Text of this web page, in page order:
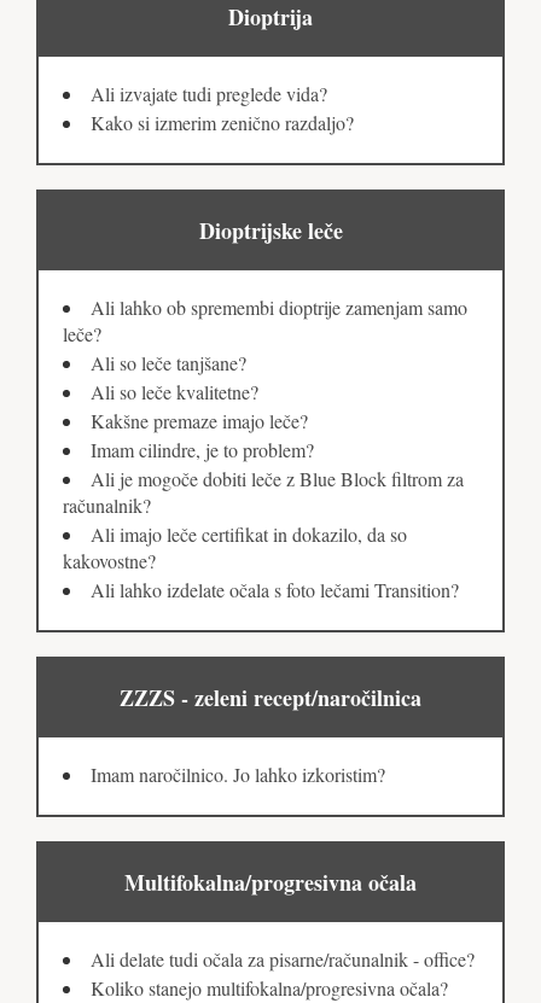
Dioptrija
Ali izvajate tudi preglede vida?
Kako si izmerim zenično razdaljo?
Dioptrijske leče
Ali lahko ob spremembi dioptrije zamenjam samo
leče?
Ali so leče tanjšane?
Ali so leče kvalitetne?
Kakšne premaze imajo leče?
Imam cilindre, je to problem?
Ali je mogoče dobiti leče z Blue Block filtrom za
računalnik?
Ali imajo leče certifikat in dokazilo, da so
kakovostne?
Ali lahko izdelate očala s foto lečami Transition?
ZZZS - zeleni recept/naročilnica
Imam naročilnico. Jo lahko izkoristim?
Multifokalna/progresivna očala
Ali delate tudi očala za pisarne/računalnik - office?
Koliko stanejo multifokalna/progresivna očala?